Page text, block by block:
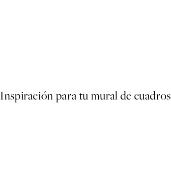
Inspiración para tu mural de cuadros